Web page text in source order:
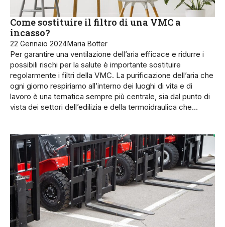
Come sostituire il filtro di una VMC a
incasso?
22 Gennaio 2024Maria Botter
Per garantire una ventilazione dell’aria efficace e ridurre i
possibili rischi per la salute è importante sostituire
regolarmente i filtri della VMC. La purificazione dell’aria che
ogni giorno respiriamo all’interno dei luoghi di vita e di
lavoro è una tematica sempre più centrale, sia dal punto di
vista dei settori dell’edilizia e della termoidraulica che…